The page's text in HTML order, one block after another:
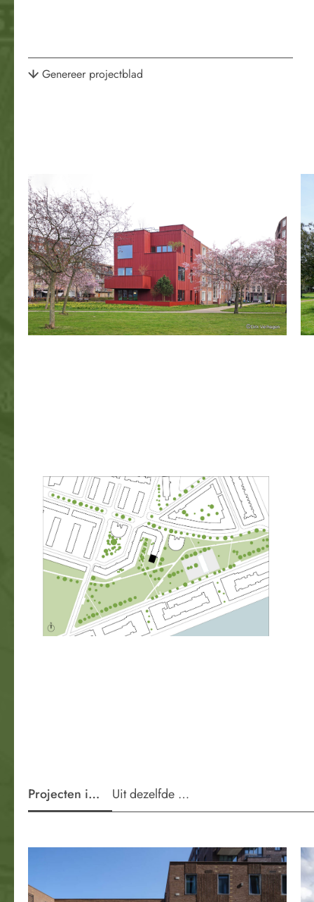
Genereer projectblad
Projecten in de wijkUit dezelfde periode